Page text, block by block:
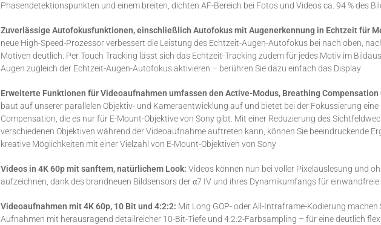
Phasendetektionspunkten und einem breiten, dichten AF-Bereich bei Fotos und Videos ca. 94 % des
Zuverlässige Autofokusfunktionen, einschließlich Autofokus mit Augenerkennung in Echtzeit für
neue High-Speed-Prozessor verbessert die Leistung des Echtzeit-Augen-Autofokus bei nach oben,
Motiven deutlich. Per Touch Tracking lässt sich das Echtzeit-Tracking zudem für jedes Motiv im
Augen zugleich der Echtzeit-Augen-Autofokus aktivieren – berühren Sie dazu einfach das Display
Erweiterte Funktionen für Videoaufnahmen umfassen den Active-Modus, Breathing
baut auf unserer parallelen Objektiv- und Kameraentwicklung auf und bietet bei der Fokussierung
Compensation, die es nur für E-Mount-Objektive von Sony gibt. Mit einer Reduzierung des
verschiedenen Objektiven während der Videoaufnahme auftreten kann, können Sie beeindruckende
kreative Möglichkeiten mit einer Vielzahl von E-Mount-Objektiven von Sony
Videos in 4K 60p mit sanftem, natürlichem Look: Videos können nun bei voller Pixelauslesung und
aufzeichnen, dank des brandneuen Bildsensors der α7 IV und ihres Dynamikumfangs für
Videoaufnahmen mit 4K 60p, 10 Bit und 4:2:2: Mit Long GOP- oder All-Intraframe-Kodierung machen
Aufnahmen mit herausragend detailreicher 10-Bit-Tiefe und 4:2:2-Farbsampling – für eine deutlich